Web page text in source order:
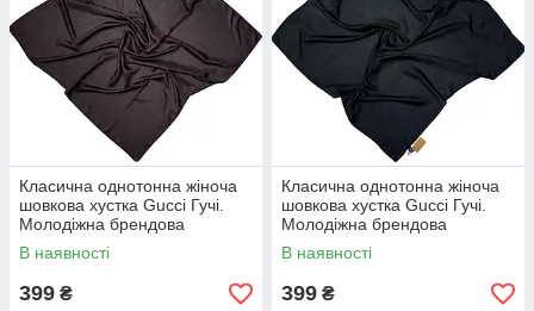
Класична однотонна жіноча
шовкова хустка Gucci Гучі.
Молодіжна брендова
натуральна літня хустка
Коричневий
В наявності
399 ₴
Класична однотонна жіноча
шовкова хустка Gucci Гучі.
Молодіжна брендова
натуральна літня хустка
Чорний
В наявності
399 ₴